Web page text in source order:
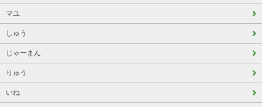
マユ
しゅう
じゃーまん
りゅう
いね